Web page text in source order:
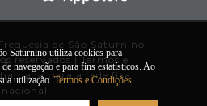
de São Saturnino.
reservados |Termos e
para a rede fixa
nacional.
Saturnino utiliza cookies para
navegação e para fins estatísticos. Ao
utilização.Termos e Condições